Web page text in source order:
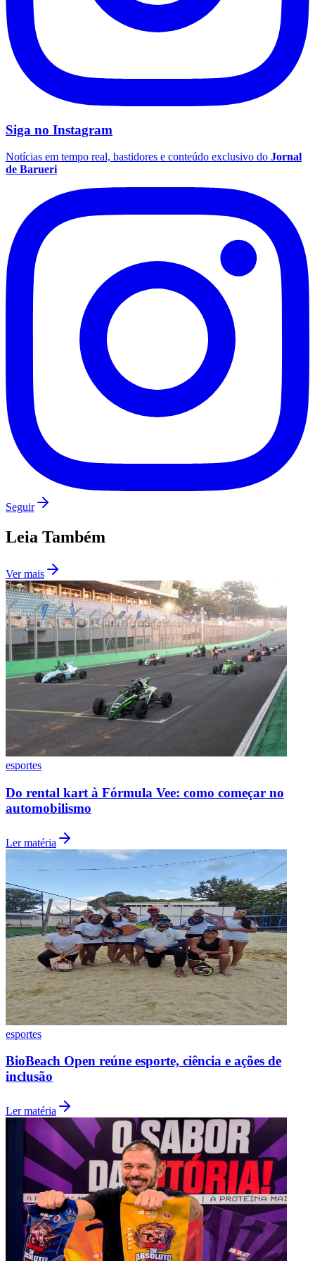
Santos
Flamengo
Compartilhe esta notícia
Facebook
Siga no
Notícias em tempo real, bastidores e conteúdo exclusivo do
Jornal
de Barueri
Seguir
Leia Também
Ver mais
esportes
Do rental kart à Fórmula Vee: como começar no
automobilismo
Ler matéria